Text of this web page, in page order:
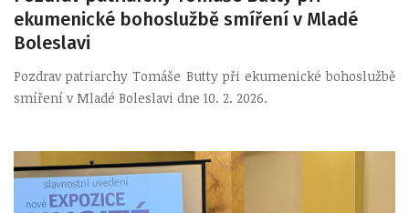
ekumenické bohoslužbě smíření v Mladé
Boleslavi
Pozdrav patriarchy Tomáše Butty při ekumenické bohoslužbě
smíření v Mladé Boleslavi dne 10. 2. 2026.